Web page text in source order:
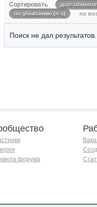
Сортировать
дате
по убыванию (я-а)
по
Поиск не дал результатов.
форума